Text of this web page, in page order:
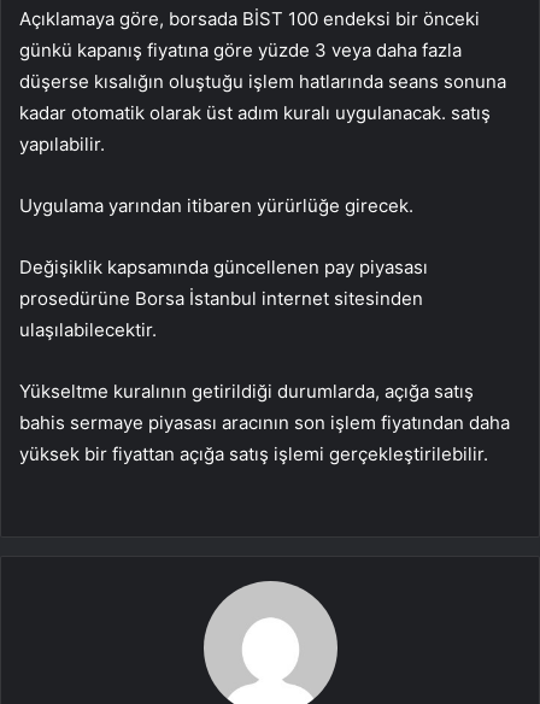
Açıklamaya göre, borsada BİST 100 endeksi bir önceki
günkü kapanış fiyatına göre yüzde 3 veya daha fazla
düşerse kısalığın oluştuğu işlem hatlarında seans sonuna
kadar otomatik olarak üst adım kuralı uygulanacak. satış
yapılabilir.
Uygulama yarından itibaren yürürlüğe girecek.
Değişiklik kapsamında güncellenen pay piyasası
prosedürüne Borsa İstanbul internet sitesinden
ulaşılabilecektir.
Yükseltme kuralının getirildiği durumlarda, açığa satış
bahis sermaye piyasası aracının son işlem fiyatından daha
yüksek bir fiyattan açığa satış işlemi gerçekleştirilebilir.